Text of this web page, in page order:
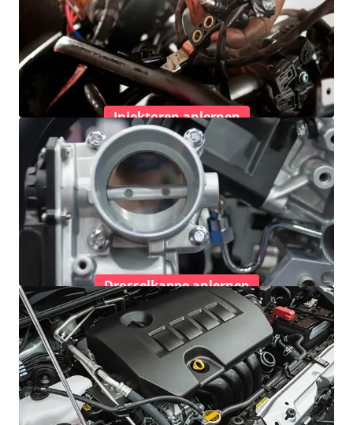
Injektoren anlernen
Drosselkappe anlernen